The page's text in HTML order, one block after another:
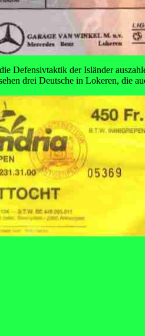
Defensivtaktik der Isländer
drei Deutsche in Lokeren, die